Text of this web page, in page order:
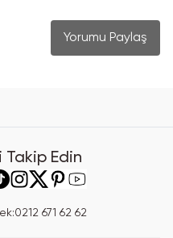
Yorumu Paylaş
Takip Edin
:0212 671 62 62